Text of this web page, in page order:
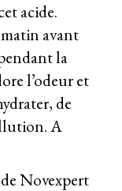
acide.
avant
la
l’odeur et
de
A
Novexpert